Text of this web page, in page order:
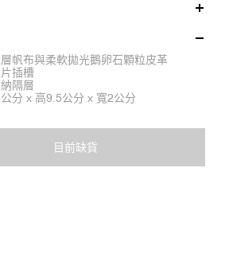
帆布與柔軟拋光鵝卵石顆粒皮革
插槽
隔層
分 x 高9.5公分 x 寬2公分
目前缺貨